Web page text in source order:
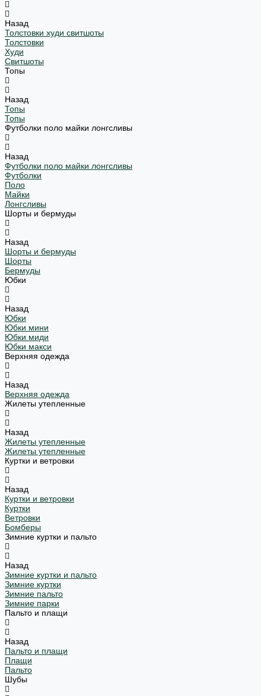
Назад
Толстовки худи свитшоты
Толстовки
Худи
Свитшоты
Топы
Назад
Топы
Топы
Футболки поло майки лонгсливы
Назад
Футболки поло майки лонгсливы
Футболки
Поло
Майки
Лонгсливы
Шорты и бермуды
Назад
Шорты и бермуды
Шорты
Бермуды
Юбки
Назад
Юбки
Юбки мини
Юбки миди
Юбки макси
Верхняя одежда
Назад
Верхняя одежда
Жилеты утепленные
Назад
Жилеты утепленные
Жилеты утепленные
Куртки и ветровки
Назад
Куртки и ветровки
Куртки
Ветровки
Бомберы
Зимние куртки и пальто
Назад
Зимние куртки и пальто
Зимние куртки
Зимние пальто
Зимние парки
Пальто и плащи
Назад
Пальто и плащи
Плащи
Пальто
Шубы